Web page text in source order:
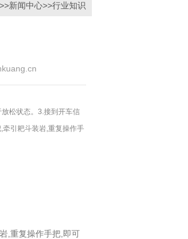
新闻中心>>行业知识
松状态。3.接到开车信
引耙斗装岩,重复操作手
,重复操作手把,即可